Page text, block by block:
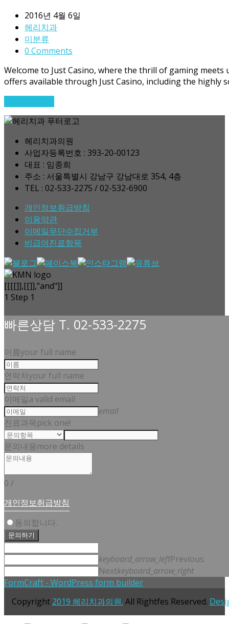
2016년 4월 6일
헤리치과
미분류
0 Comments
Welcome to Just Casino, where the thrill of gaming
offers available through Just Casino, including the highly
헤리치과의원
사업자등록번호 : 393-20-00123
대표 : 임종희
주소 : 서울특별시 강남구 강남대로 354, 4층
TEL : 02-533-2275 / 02-532-6900
개인정보취급방침
이용약관
이메일무단수집거부
비급여진료항목
[[[[]],[[]],"and"]]
1 Step 1
빠른상담 T. 02-533-2275
이름your full name
연락처your full name
이메일a valid email
email
진료과목pick one!
문의내용more details
0 /
개인정보취급방침
동의합니다.
문의하기
keyboard_arrow_leftPrevious
Nextkeyboard_arrow_right
FormCraft - WordPress form builder
Copyright 2019 헤리치과의원. All Rightfes Reserved.